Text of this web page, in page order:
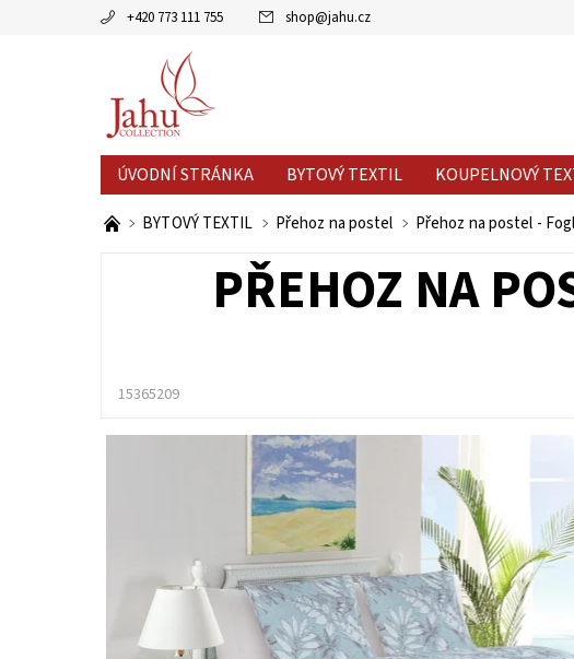
+420 773 111 755 shop@jahu.cz
ÚVODNÍ STRÁNKA BYTOVÝ TEXTIL KOUPELNOVÝ
AKCE MĚSÍCE
VÝPRODEJ %
BYTOVÝ TEXTIL Přehoz na postel Přehoz na postel -
PŘEHOZ NA
15365209